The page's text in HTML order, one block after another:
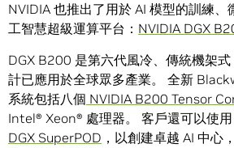
NVIDIA 也推出了用於 AI 模型的訓練、
工智慧超級運算平台： NVIDIA DGX
DGX B200 是第六代風冷、傳統機架式
計已應用於全球眾多產業。 全新
系統包括八個 NVIDIA B200 Tensor
Intel® Xeon® 處理器。 客戶還可以使
DGX SuperPOD ，以創建卓越 AI 中心